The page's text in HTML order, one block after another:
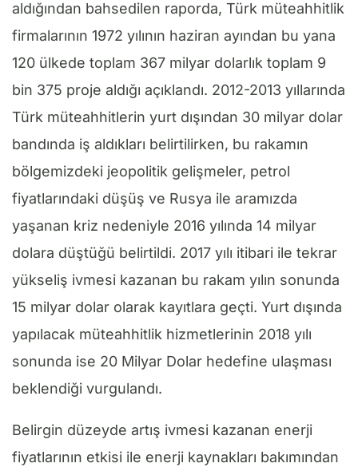
aldığından bahsedilen raporda, Türk müteahhitlik
firmalarının 1972 yılının haziran ayından bu yana
120 ülkede toplam 367 milyar dolarlık toplam 9
bin 375 proje aldığı açıklandı. 2012-2013 yıllarında
Türk müteahhitlerin yurt dışından 30 milyar dolar
bandında iş aldıkları belirtilirken, bu rakamın
bölgemizdeki jeopolitik gelişmeler, petrol
fiyatlarındaki düşüş ve Rusya ile aramızda
yaşanan kriz nedeniyle 2016 yılında 14 milyar
dolara düştüğü belirtildi. 2017 yılı itibari ile tekrar
yükseliş ivmesi kazanan bu rakam yılın sonunda
15 milyar dolar olarak kayıtlara geçti. Yurt dışında
yapılacak müteahhitlik hizmetlerinin 2018 yılı
sonunda ise 20 Milyar Dolar hedefine ulaşması
beklendiği vurgulandı.
Belirgin düzeyde artış ivmesi kazanan enerji
fiyatlarının etkisi ile enerji kaynakları bakımından